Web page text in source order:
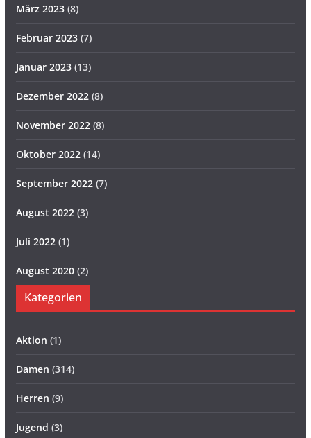
März 2023(8)
Februar 2023(7)
Januar 2023(13)
Dezember 2022(8)
November 2022(8)
Oktober 2022(14)
September 2022(7)
August 2022(3)
Juli 2022(1)
August 2020(2)
Kategorien
Aktion (1)
Damen (314)
Herren (9)
Jugend (3)